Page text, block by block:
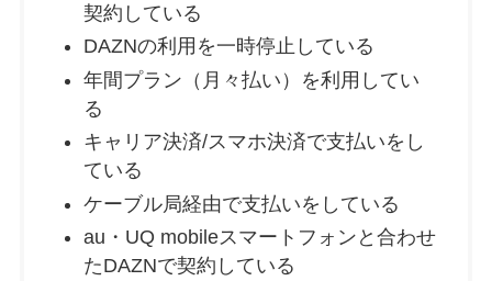
契約している
DAZNの利用を一時停止している
年間プラン（月々払い）を利用してい
る
キャリア決済/スマホ決済で支払いをし
ている
ケーブル局経由で支払いをしている
au・UQ mobileスマートフォンと合わせ
たDAZNで契約している